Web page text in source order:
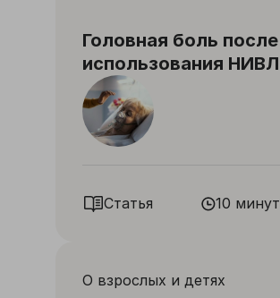
Головная боль после
использования НИВЛ
Статья 10 минут
О взрослых и детях